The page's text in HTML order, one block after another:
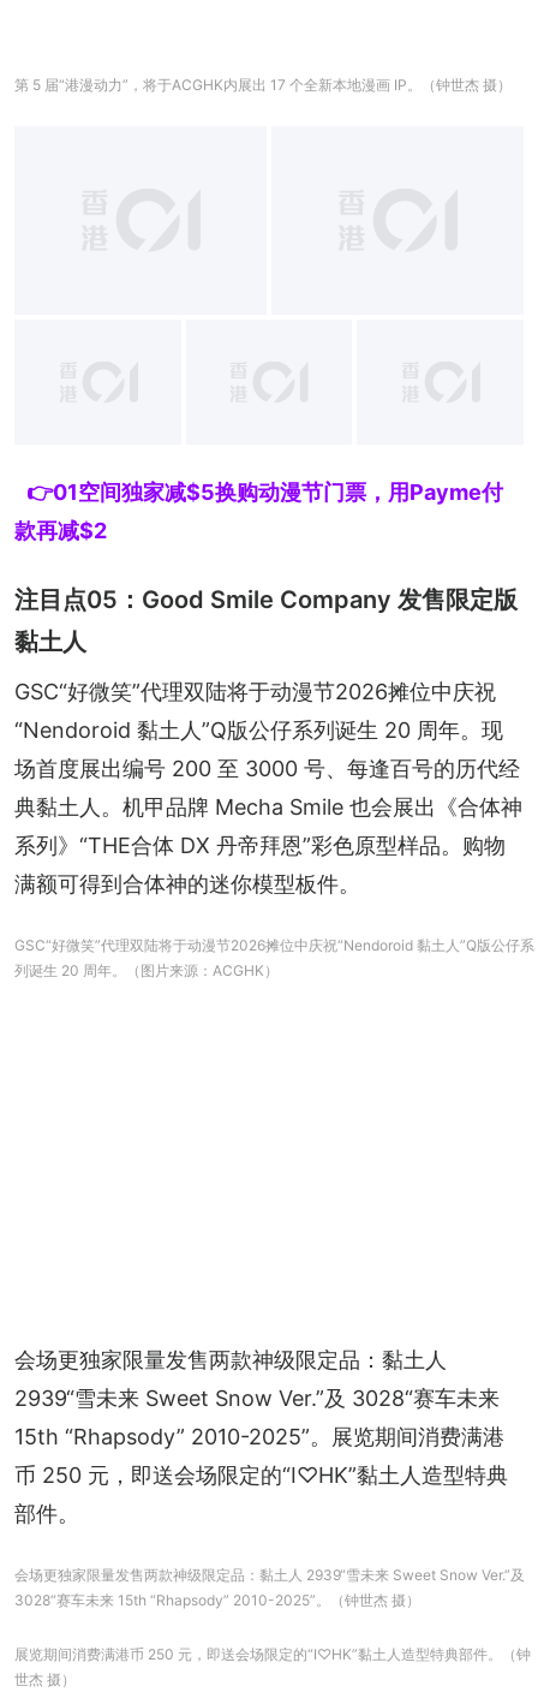
第 5 届“港漫动力”，将于ACGHK内展出 17 个全新本地漫画 IP。（钟世杰 摄）
👉01空间独家减$5换购动漫节门票，用Payme付
款再减$2
注目点05：Good Smile Company 发售限定版
黏土人
GSC“好微笑”代理双陆将于动漫节2026摊位中庆祝
“Nendoroid 黏土人”Q版公仔系列诞生 20 周年。现
场首度展出编号 200 至 3000 号、每逢百号的历代经
典黏土人。机甲品牌 Mecha Smile 也会展出《合体神
系列》“THE合体 DX 丹帝拜恩”彩色原型样品。购物
满额可得到合体神的迷你模型板件。
GSC“好微笑”代理双陆将于动漫节2026摊位中庆祝“Nendoroid 黏土人”Q版公仔系
列诞生 20 周年。（图片来源：ACGHK）
会场更独家限量发售两款神级限定品：黏土人
2939“雪未来 Sweet Snow Ver.”及 3028“赛车未来
15th “Rhapsody” 2010-2025”。展览期间消费满港
币 250 元，即送会场限定的“I♡HK”黏土人造型特典
部件。
会场更独家限量发售两款神级限定品：黏土人 2939“雪未来 Sweet Snow Ver.”及
3028“赛车未来 15th “Rhapsody” 2010-2025”。（钟世杰 摄）
展览期间消费满港币 250 元，即送会场限定的“I♡HK”黏土人造型特典部件。（钟
世杰 摄）